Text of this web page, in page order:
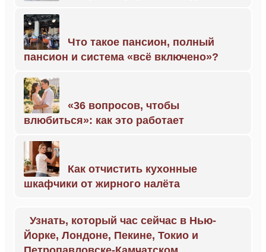
Что такое пансион, полный
пансион и система «всё включено»?
«36 вопросов, чтобы
влюбиться»: как это работает
Как отчистить кухонные
шкафчики от жирного налёта
Узнать, который час сейчас в Нью-
Йорке, Лондоне, Пекине, Токио и